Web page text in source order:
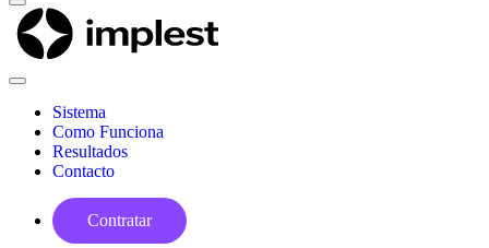
Menu
Implest
Close
Sistema
Como Funciona
Resultados
Contacto
Contratar